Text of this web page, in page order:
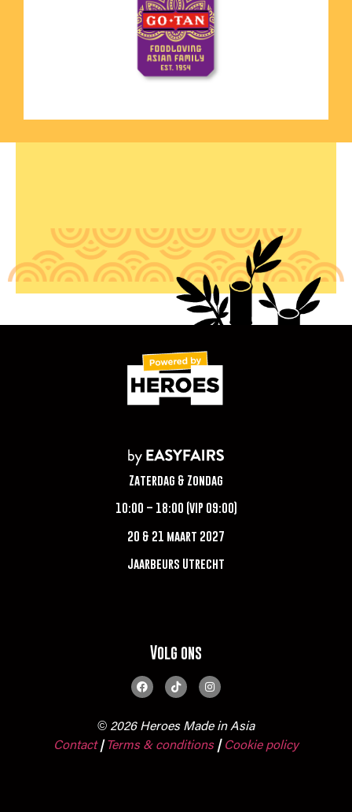
Zaterdag & Zondag
10:00 – 18:00 (VIP 09:00)
20 & 21 maart 2027
Jaarbeurs Utrecht
Volg ons
© 2026 Heroes Made in Asia
Contact | Terms & conditions | Cookie policy